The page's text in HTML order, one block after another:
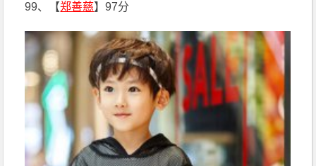
99、【郑善慈】97分